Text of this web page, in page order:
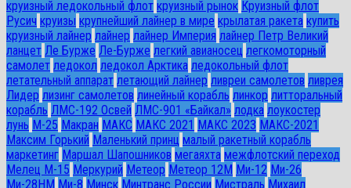
круизный ледокольный флот круизный рынок Круизный флот
Русич круизы крупнейший лайнер в мире крылатая ракета купить
круизный лайнер лайнер лайнер Империя лайнер Петр Великий
ланцет Ле Бурже Ле-Бурже легкий авианосец легкомоторный
самолет ледокол ледокол Арктика ледокольный флот
летательный аппарат летающий лайнер ливреи самолетов ливрея
Лидер лизинг самолетов линейный корабль линкор литторальный
корабль ЛМС-192 Освей ЛМС-901 «Байкал» лодка лоукостер
лунь М-25 Макран МАКС МАКС 2021 МАКС 2023 МАКС-2021
Максим Горький Маленький принц малый ракетный корабль
маркетинг Маршал Шапошников мегаяхта межфлотский переход
Мелец М-15 Меркурий Метеор Метеор 12М Ми-12 Ми-26
Ми-28HM Ми-8 Минск Минтранс России Мистраль Михаил